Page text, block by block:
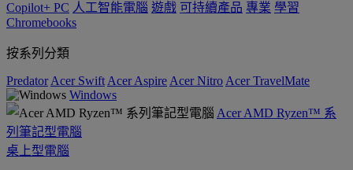
Copilot+ PC 人工智能電腦 遊戲 可持續產品 專業 學習
Chromebooks
按系列分類
Predator Acer Swift Acer Aspire Acer Nitro Acer TravelMate
Windows
Acer AMD Ryzen™ 系
列筆記型電腦
桌上型電腦